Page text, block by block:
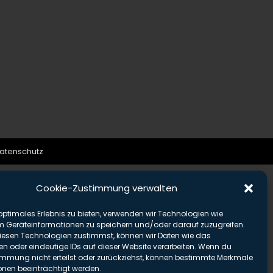
Cookie-Zustimmung verwalten
Erlebnis zu bieten, verwenden wir Technologien wie
Geräteinformationen zu speichern und/oder darauf zuzugreifen.
Technologien zustimmst, können wir Daten wie das
oder eindeutige IDs auf dieser Website verarbeiten. Wenn du
nicht erteilst oder zurückziehst, können bestimmte Merkmale
beeinträchtigt werden.